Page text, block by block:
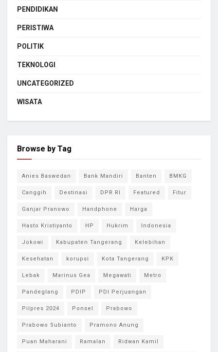
PENDIDIKAN
PERISTIWA
POLITIK
TEKNOLOGI
UNCATEGORIZED
WISATA
Browse by Tag
Anies Baswedan Bank Mandiri Banten BMKG
Canggih Destinasi DPR RI Featured Fitur
Ganjar Pranowo Handphone Harga
Hasto Kristiyanto HP Hukrim Indonesia
Jokowi Kabupaten Tangerang Kelebihan
Kesehatan korupsi Kota Tangerang KPK
Lebak Marinus Gea Megawati Metro
Pandeglang PDIP PDI Perjuangan
Pilpres 2024 Ponsel Prabowo
Prabowo Subianto Pramono Anung
Puan Maharani Ramalan Ridwan Kamil